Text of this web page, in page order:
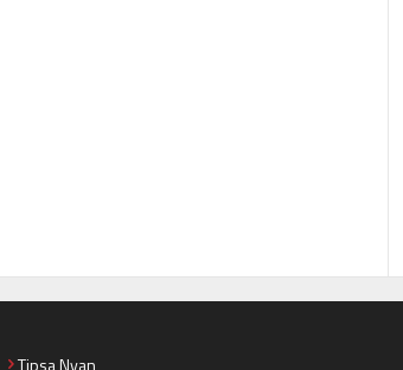
Tipsa Nyan